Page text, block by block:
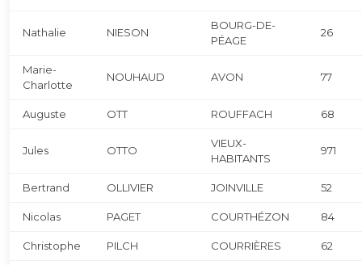
Nathalie NIESON
BOURG-DE-
PÉAGE
26
Marie-
Charlotte
NOUHAUD AVON 77
Auguste OTT ROUFFACH 68
Jules OTTO
VIEUX-
HABITANTS
971
Bertrand OLLIVIER JOINVILLE 52
Nicolas PAGET COURTHÉZON 84
Christophe PILCH COURRIÈRES 62